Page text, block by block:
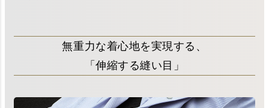
無重力な着心地を実現する、
「伸縮する縫い目」